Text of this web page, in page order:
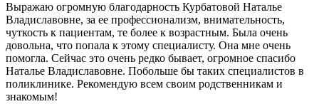
Выражаю огромную благодарность Курбатовой Наталье
Владиславовне, за ее профессионализм, внимательность,
чуткость к пациентам, те более к возрастным. Была очень
довольна, что попала к этому специалисту. Она мне очень
помогла. Сейчас это очень редко бывает, огромное спасибо
Наталье Владиславовне. Побольше бы таких специалистов в
поликлинике. Рекомендую всем своим родственникам и
знакомым!